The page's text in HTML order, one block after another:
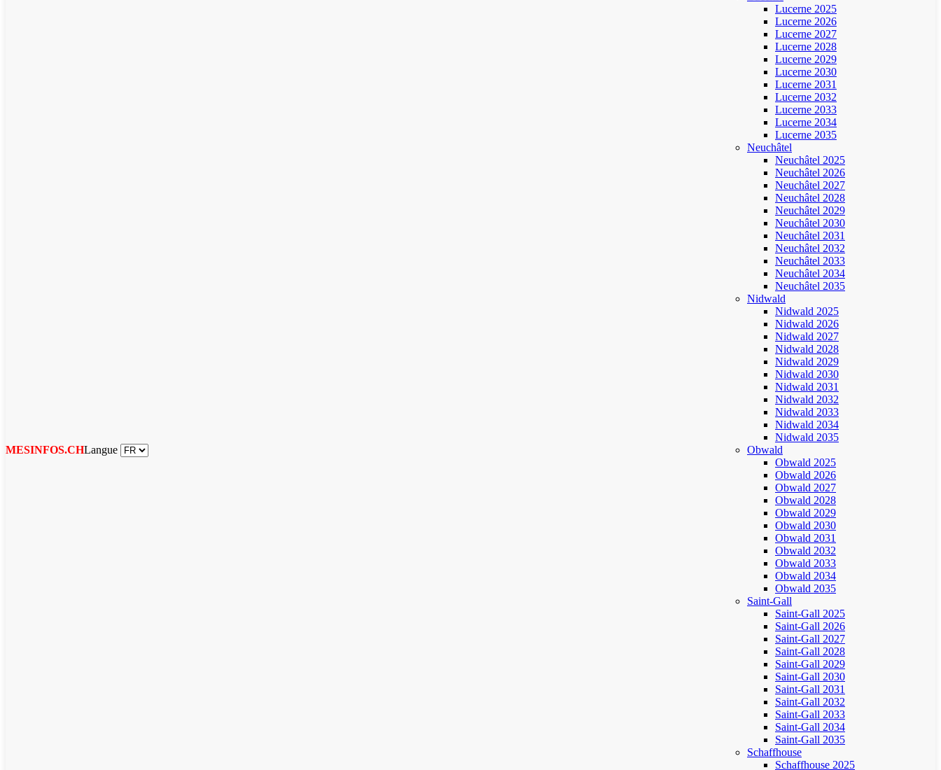
MESINFOS.CHLangue
Lucerne 2025
Lucerne 2026
Lucerne 2027
Lucerne 2028
Lucerne 2029
Lucerne 2030
Lucerne 2031
Lucerne 2032
Lucerne 2033
Lucerne 2034
Lucerne 2035
Neuchâtel
Neuchâtel 2025
Neuchâtel 2026
Neuchâtel 2027
Neuchâtel 2028
Neuchâtel 2029
Neuchâtel 2030
Neuchâtel 2031
Neuchâtel 2032
Neuchâtel 2033
Neuchâtel 2034
Neuchâtel 2035
Nidwald
Nidwald 2025
Nidwald 2026
Nidwald 2027
Nidwald 2028
Nidwald 2029
Nidwald 2030
Nidwald 2031
Nidwald 2032
Nidwald 2033
Nidwald 2034
Nidwald 2035
Obwald
Obwald 2025
Obwald 2026
Obwald 2027
Obwald 2028
Obwald 2029
Obwald 2030
Obwald 2031
Obwald 2032
Obwald 2033
Obwald 2034
Obwald 2035
Saint-Gall
Saint-Gall 2025
Saint-Gall 2026
Saint-Gall 2027
Saint-Gall 2028
Saint-Gall 2029
Saint-Gall 2030
Saint-Gall 2031
Saint-Gall 2032
Saint-Gall 2033
Saint-Gall 2034
Saint-Gall 2035
Schaffhouse
Schaffhouse 2025